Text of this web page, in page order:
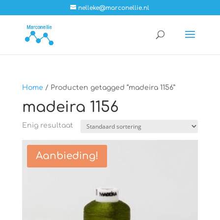
nelleke@marconellie.nl
Home / Producten getagged “madeira 1156”
madeira 1156
Enig resultaat
Aanbieding!